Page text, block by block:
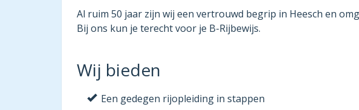
Al ruim 50 jaar zijn wij een vertrouwd begrip in Heesch en
Bij ons kun je terecht voor je B-Rijbewijs.
Wij bieden
Een gedegen rijopleiding in stappen